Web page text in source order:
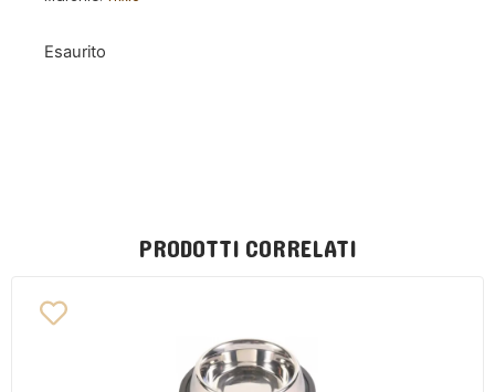
Esaurito
PRODOTTI CORRELATI